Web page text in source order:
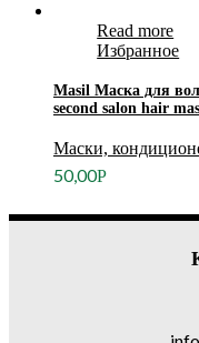
Read more
Избранное
Masil Маска для
second salon hair
Маски,
50,00Р